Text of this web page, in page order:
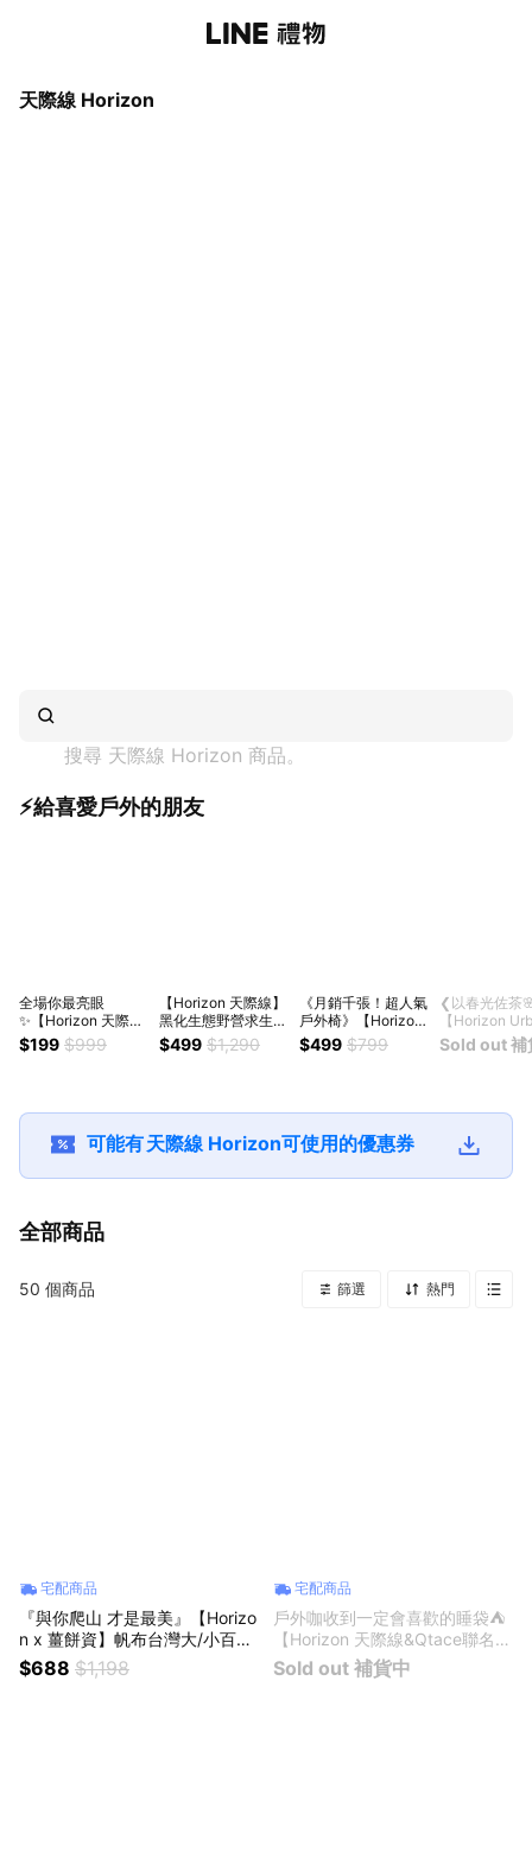
天際線 Horizon
搜尋 天際線 Horizon 商品。
⚡給喜愛戶外的朋友
全場你最亮眼
✨【Horizon 天際線
】登山後背包防雨罩
40L (橘色) | 生日禮
$199 $999
【Horizon 天際線】
黑化生態野營求生小
刀 Safari Knife 瑞士
刀/戰術刀/求生刀 |
士刀 | 野外求生 | 萬
$499 $1,290
《月銷千張！超人氣
戶外椅》【Horizon
天際線】戶外輕便折
疊野餐椅 (共8色) 折
露營椅 | 導演椅 | 聖
$499 $799
❮以春光佐茶
【Horizon
316隨行保溫
(480ml) │送
行環保杯│生
Sold out 補
可能有天際線 Horizon可使用的優惠券
全部商品
50 個商品 篩選 熱門
宅配商品
『與你爬山 才是最美』【Horizo
n x 薑餅資】帆布台灣大/小百岳
地圖掛布組 | 登山健行 | 生日禮
物 | 交換禮物 | 百岳 小百岳 | 爬
$688 $1,198
宅配商品
戶外咖收到一定會喜歡的睡袋⛺
【Horizon 天際線&Qtace聯名
款】黑潮羽絨睡袋 600g JIS日
規認證90：10水鳥羽絨 ｜ 露營
Sold out 補貨中